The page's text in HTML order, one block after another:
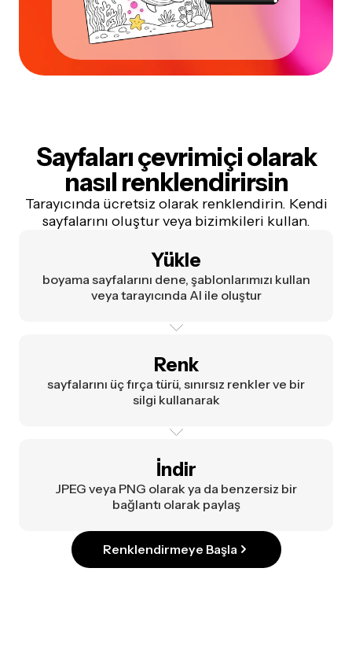
Sayfaları çevrimiçi olarak
nasıl renklendirirsin
Tarayıcında ücretsiz olarak renklendirin. Kendi
sayfalarını oluştur veya bizimkileri kullan.
Yükle
boyama sayfalarını dene, şablonlarımızı kullan
veya tarayıcında AI ile oluştur
Renk
sayfalarını üç fırça türü, sınırsız renkler ve bir
silgi kullanarak
İndir
JPEG veya PNG olarak ya da benzersiz bir
bağlantı olarak paylaş
Renklendirmeye Başla